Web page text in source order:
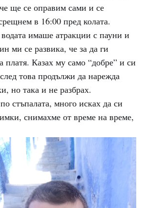
ще се оправим сами и се
в 16:00 пред колата.
имаше атракции с пауни и
ми се развика, че за да ги
платя. Казах му само “добре” и си
това продължи да нарежда
но така и не разбрах.
стъпалата, много исках да си
снимахме от време на време,